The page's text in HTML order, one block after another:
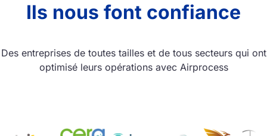
Ils nous font confiance
Des entreprises de toutes tailles et de tous secteurs qui ont
optimisé leurs opérations avec Airprocess